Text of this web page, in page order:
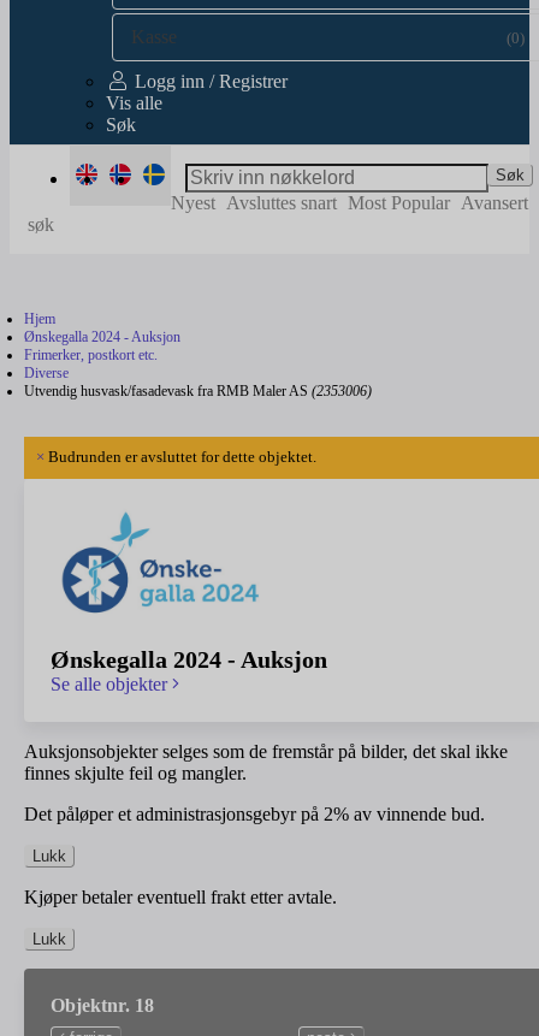
Kasse (0)
Logg inn / Registrer
Vis alle
Søk
Søk
Nyest Avsluttes snart Most Popular Avansert
søk
Hjem
Ønskegalla 2024 - Auksjon
Frimerker, postkort etc.
Diverse
Utvendig husvask/fasadevask fra RMB Maler AS (2353006)
× Budrunden er avsluttet for dette objektet.
Ønskegalla 2024 - Auksjon
Se alle objekter
Auksjonsobjekter selges som de fremstår på bilder, det skal ikke
finnes skjulte feil og mangler.
Det påløper et administrasjonsgebyr på 2% av vinnende bud.
Lukk
Kjøper betaler eventuell frakt etter avtale.
Lukk
Objektnr. 18